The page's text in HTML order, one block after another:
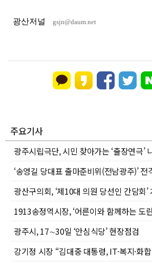
광산저널 gsjn@daum.net
주요기사
광주시립극단, 시민 찾아가는 ‘출장연극’
‘송영길 당대표 출마준비위(전남광주)’ 전
광산구의회, ‘제10대 의원 당선인 간담회’
광주시, 17∼30일 ‘안심식당’ 현장점검
강기정 시장 “김대중 대통령, IT·복지·화